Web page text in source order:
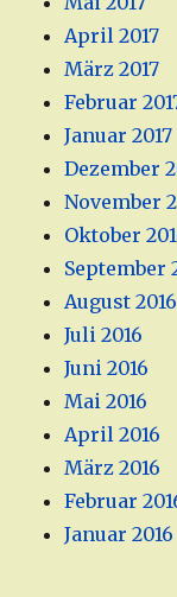
April 2017
März 2017
Februar
Januar 2017
Dezember
November
Oktober
September
August 2016
Juli 2016
Juni 2016
Mai 2016
April 2016
März 2016
Februar
Januar 2016